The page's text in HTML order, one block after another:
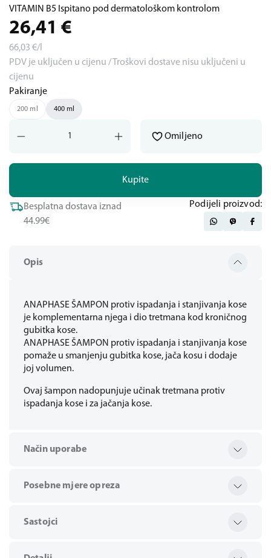
Opis
ANAPHASE ŠAMPON protiv ispadanja i stanjivanja kose
je komplementarna njega i dio tretmana kod kroničnog
gubitka kose.
ANAPHASE ŠAMPON protiv ispadanja i stanjivanja kose
pomaže u smanjenju gubitka kose, jača kosu i dodaje
joj volumen.
Ovaj šampon nadopunjuje učinak tretmana protiv
ispadanja kose i za jačanja kose.
Način uporabe
Posebne mjere opreza
Sastojci
VITAMIN B5 Ispitano pod dermatološkom kontrolom
26,41 €
66,03 €/l
PDV je uključen u cijenu / Troškovi dostave nisu uključeni u
cijenu
Pakiranje
200 ml 400 ml
Kupite
Omiljeno
Besplatna dostava iznad
44.99€
Podijeli proizvod: